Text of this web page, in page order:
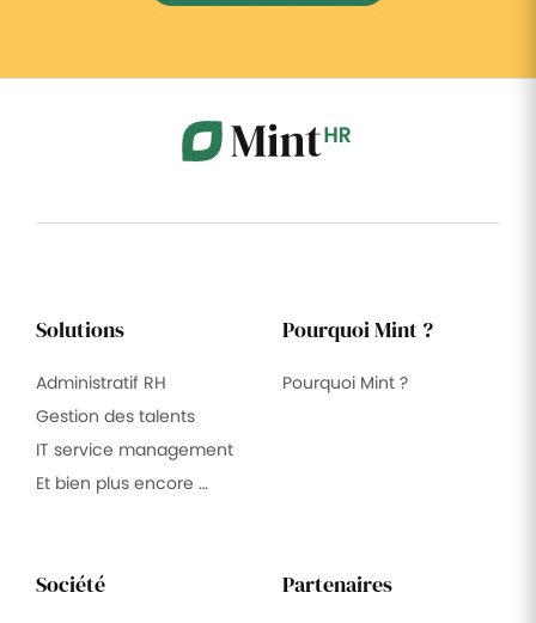
Solutions
Administratif RH
Gestion des talents
IT service management
Et bien plus encore …
Pourquoi Mint ?
Pourquoi Mint ?
Société Partenaires